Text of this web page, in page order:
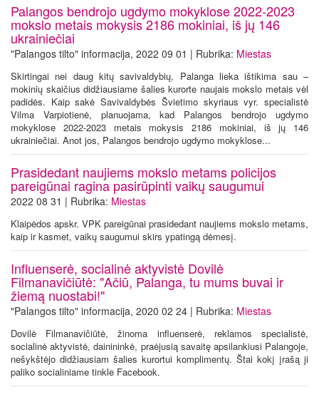
Palangos bendrojo ugdymo mokyklose 2022-2023
mokslo metais mokysis 2186 mokiniai, iš jų 146
ukrainiečiai
"Palangos tilto" informacija, 2022 09 01 | Rubrika: Miestas
Skirtingai nei daug kitų savivaldybių, Palanga lieka ištikima sau –
mokinių skaičius didžiausiame šalies kurorte naujais mokslo metais vėl
padidės. Kaip sakė Savivaldybės Švietimo skyriaus vyr. specialistė
Vilma Varpiotienė, planuojama, kad Palangos bendrojo ugdymo
mokyklose 2022-2023 metais mokysis 2186 mokiniai, iš jų 146
ukrainiečiai. Anot jos, Palangos bendrojo ugdymo mokyklose...
Prasidedant naujiems mokslo metams policijos
pareigūnai ragina pasirūpinti vaikų saugumui
2022 08 31 | Rubrika: Miestas
Klaipėdos apskr. VPK pareigūnai prasidedant naujiems mokslo metams,
kaip ir kasmet, vaikų saugumui skirs ypatingą dėmesį.
Influenserė, socialinė aktyvistė Dovilė
Filmanavičiūtė: "Ačiū, Palanga, tu mums buvai ir
žiemą nuostabi!"
"Palangos tilto" informacija, 2020 02 24 | Rubrika: Miestas
Dovilė Filmanavičiūtė, žinoma influenserė, reklamos specialistė,
socialinė aktyvistė, dainininkė, praėjusią savaitę apsilankiusi Palangoje,
nešykštėjo didžiausiam šalies kurortui komplimentų. Štai kokį įrašą ji
paliko socialiniame tinkle Facebook.